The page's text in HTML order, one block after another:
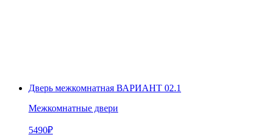
Дверь межкомнатная ВАРИАНТ 02.1
Межкомнатные двери
5490₽